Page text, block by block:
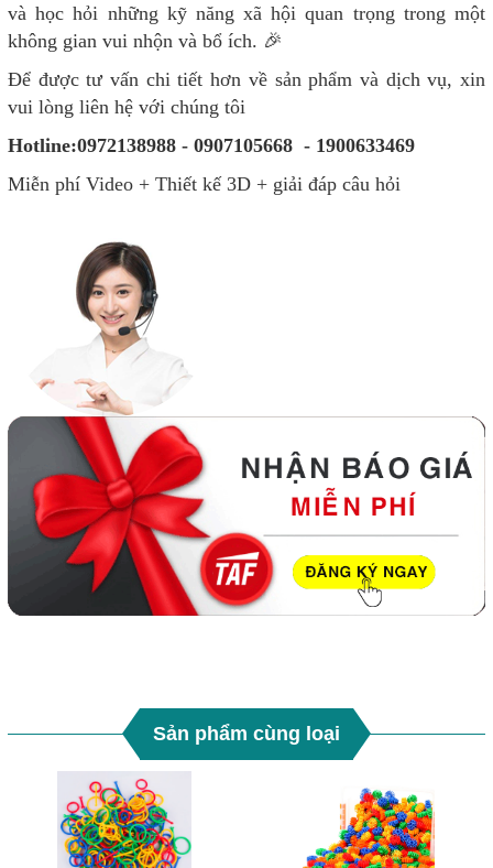
và học hỏi những kỹ năng xã hội quan trọng trong một
không gian vui nhộn và bổ ích. 🎉
Để được tư vấn chi tiết hơn về sản phẩm và dịch vụ, xin
vui lòng liên hệ với chúng tôi
Hotline:0972138988 - 0907105668 - 1900633469
Miễn phí Video + Thiết kế 3D + giải đáp câu hỏi
Sản phẩm cùng loại